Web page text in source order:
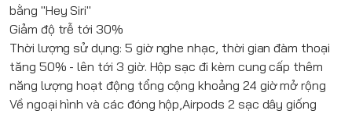
bằng "Hey Siri"
Giảm độ trễ tới 30%
Thời lượng sử dụng: 5 giờ nghe nhạc, thời gian đàm thoại
tăng 50% - lên tới 3 giờ. Hộp sạc đi kèm cung cấp thêm
năng lượng hoạt động tổng cộng khoảng 24 giờ mở rộng
Về ngoại hình và các đóng hộp,Airpods 2sạc dây giống